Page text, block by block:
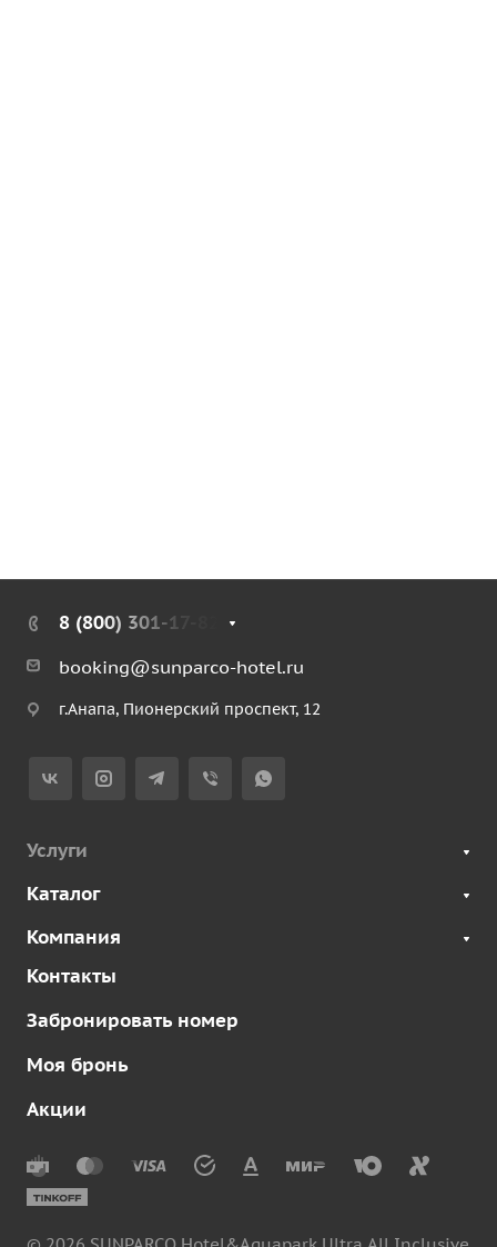
8 (800) 301-17-82
booking@sunparco-hotel.ru
г.Анапа, Пионерский проспект, 12
Услуги
Каталог
Компания
Контакты
Забронировать номер
Моя бронь
Акции